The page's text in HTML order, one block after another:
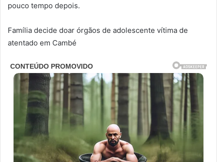
pouco tempo depois.
Família decide doar órgãos de adolescente vítima de
atentado em Cambé